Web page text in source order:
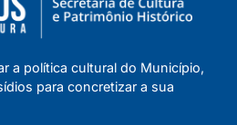
a política cultural do Município,
para concretizar a sua